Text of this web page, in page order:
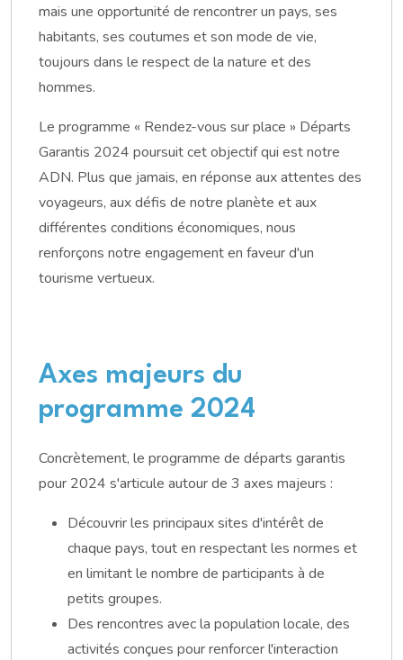
mais une opportunité de rencontrer un pays, ses
habitants, ses coutumes et son mode de vie,
toujours dans le respect de la nature et des
hommes.
Le programme « Rendez-vous sur place » Départs
Garantis 2024 poursuit cet objectif qui est notre
ADN. Plus que jamais, en réponse aux attentes des
voyageurs, aux défis de notre planète et aux
différentes conditions économiques, nous
renforçons notre engagement en faveur d'un
tourisme vertueux.
Axes majeurs du
programme 2024
Concrètement, le programme de départs garantis
pour 2024 s'articule autour de 3 axes majeurs :
Découvrir les principaux sites d'intérêt de
chaque pays, tout en respectant les normes et
en limitant le nombre de participants à de
petits groupes.
Des rencontres avec la population locale, des
activités conçues pour renforcer l'interaction